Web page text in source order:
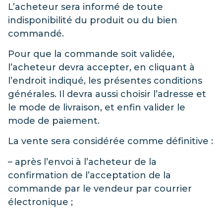
L’acheteur sera informé de toute
indisponibilité du produit ou du bien
commandé.
Pour que la commande soit validée,
l’acheteur devra accepter, en cliquant à
l’endroit indiqué, les présentes conditions
générales. Il devra aussi choisir l’adresse et
le mode de livraison, et enfin valider le
mode de paiement.
La vente sera considérée comme définitive :
– après l’envoi à l’acheteur de la
confirmation de l’acceptation de la
commande par le vendeur par courrier
électronique ;